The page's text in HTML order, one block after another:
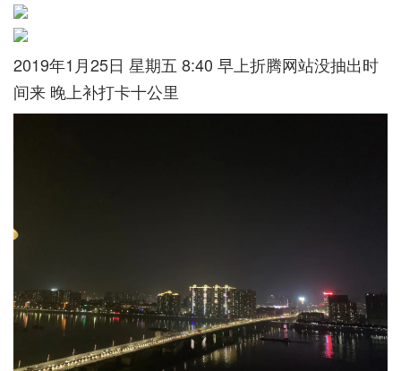
2019年1月25日 星期五 8:40 早上折腾网站没抽出时
间来 晚上补打卡十公里